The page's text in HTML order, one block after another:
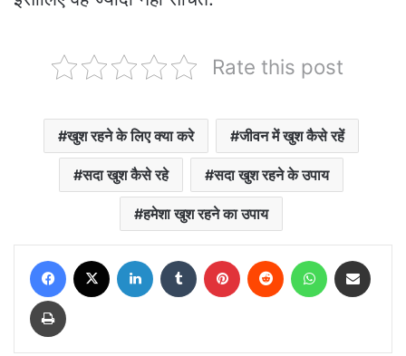
Rate this post
खुश रहने के लिए क्या करे जीवन में खुश कैसे रहें
सदा खुश कैसे रहे सदा खुश रहने के उपाय
हमेशा खुश रहने का उपाय
Facebook LinkedIn Tumblr Pinterest Reddit WhatsApp
Print